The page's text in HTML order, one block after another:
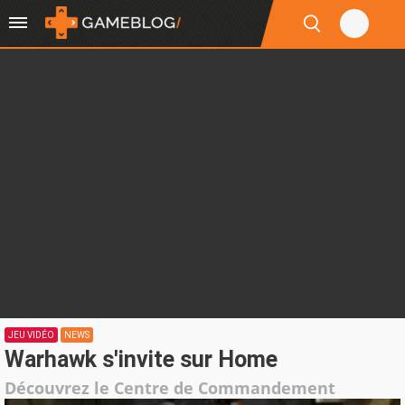
JEU VIDÉO NEWS
Warhawk s'invite sur Home
Découvrez le Centre de Commandement